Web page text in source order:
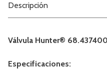
Descripción
Válvula Hunter® 68.437400
Especificaciones: